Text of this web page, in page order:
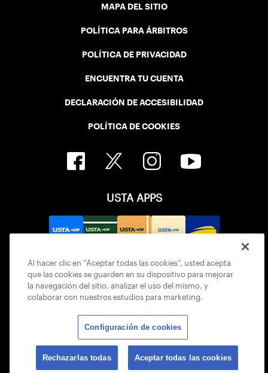
MAPA DEL SITIO
POLÍTICA PARA ÁRBITROS
POLÍTICA DE PRIVACIDAD
ENCUENTRA TU CUENTA
DECLARACIÓN DE ACCESIBILIDAD
POLÍTICA DE COOKIES
USTA APPS
© 2026 USTA ALL RIGHTS RESERVED
Al hacer clic en “Aceptar todas las cookies”, usted acepta
que las cookies se guarden en su dispositivo para mejorar
la navegación del sitio, analizar el uso del mismo, y
colaborar con nuestros estudios para marketing.
Configuración de cookies
Rechazarlas todas Aceptar todas las cookies